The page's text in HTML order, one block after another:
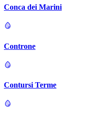
Conca dei Marini
Controne
Contursi Terme